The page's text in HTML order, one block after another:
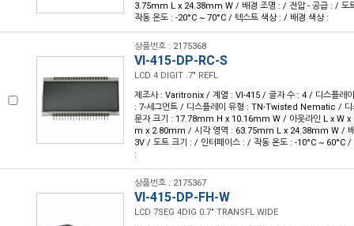
3.75mm L x 24.38mm W / 배경 조명 : / 전압 - 공급 : / 도
작동 온도 : -20°C ~ 70°C / 텍스트 색상 : / 배경 색상 :
상품번호 : 2175368
VI-415-DP-RC-S
LCD 4 DIGIT .7" REFL
제조사 : Varitronix / 계열 : VI-415 / 글자 수 : 4 / 디스플레
: 7-세그먼트 / 디스플레이 유형 : TN-Twisted Nematic / 디
문자 크기 : 17.78mm H x 10.16mm W / 아웃라인 L x W
m x 2.80mm / 시각 영역 : 63.75mm L x 24.38mm W / 배
3V / 도트 크기 : / 인터페이스 : / 작동 온도 : -10°C ~ 60°C
:
상품번호 : 2175367
VI-415-DP-FH-W
LCD 7SEG 4DIG 0.7" TRANSFL WIDE